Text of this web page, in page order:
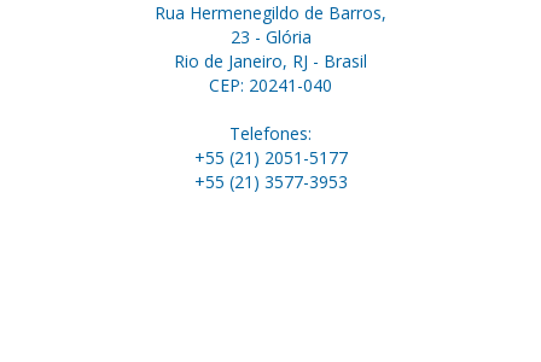
Rua Hermenegildo de Barros,
23 - Glória
Rio de Janeiro, RJ - Brasil
CEP: 20241-040
Telefones:
+55 (21) 2051-5177
+55 (21) 3577-3953